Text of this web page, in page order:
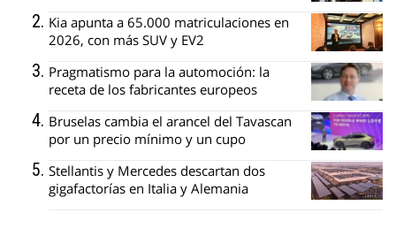
Kia apunta a 65.000 matriculaciones en
2026, con más SUV y EV2
Pragmatismo para la automoción: la
receta de los fabricantes europeos
Bruselas cambia el arancel del Tavascan
por un precio mínimo y un cupo
Stellantis y Mercedes descartan dos
gigafactorías en Italia y Alemania